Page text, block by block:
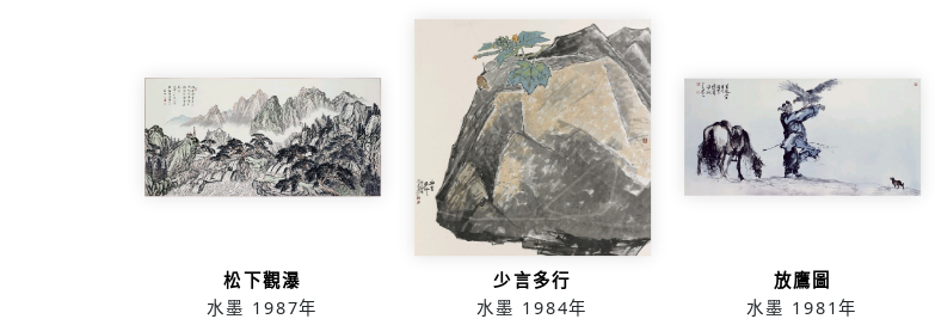
松下觀瀑
水墨 1987年
少言多行
水墨 1984年
放鷹圖
水墨 1981年